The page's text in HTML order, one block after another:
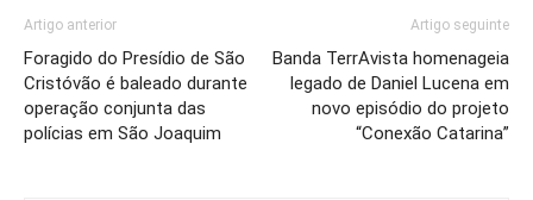
Artigo anterior
Foragido do Presídio de São
Cristóvão é baleado durante
operação conjunta das
polícias em São Joaquim
Artigo seguinte
Banda TerrAvista homenageia
legado de Daniel Lucena em
novo episódio do projeto
“Conexão Catarina”